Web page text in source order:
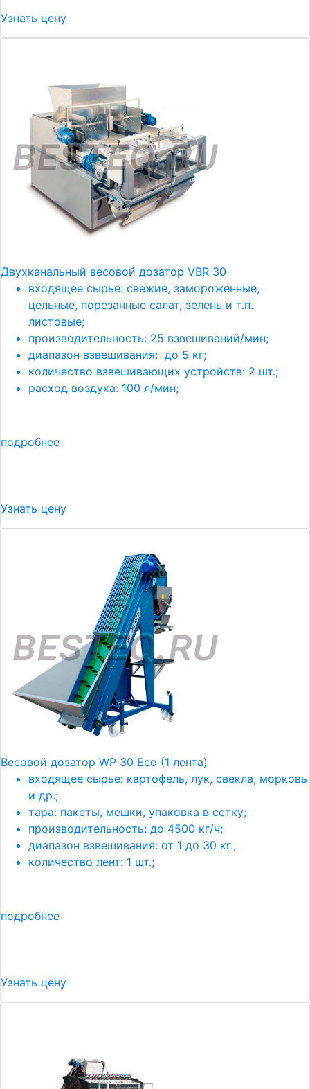
Узнать цену
Двухканальный весовой дозатор VBR 30
входящее сырье: свежие, замороженные,
цельные, порезанные салат, зелень и т.п.
листовые;
производительность: 25 взвешиваний/мин;
диапазон взвешивания: до 5 кг;
количество взвешивающих устройств: 2 шт.;
расход воздуха: 100 л/мин;
подробнее
Узнать цену
Весовой дозатор WP 30 Eco (1 лента)
входящее сырье: картофель, лук, свекла, морковь
и др.;
тара: пакеты, мешки, упаковка в сетку;
производительность: до 4500 кг/ч;
диапазон взвешивания: от 1 до 30 кг.;
количество лент: 1 шт.;
подробнее
Узнать цену